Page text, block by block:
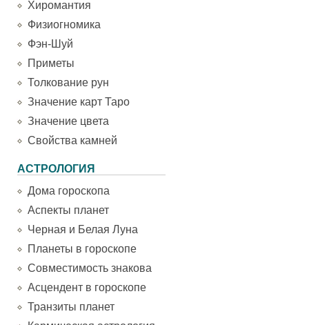
Хиромантия
Физиогномика
Фэн-Шуй
Приметы
Толкование рун
Значение карт Таро
Значение цвета
Свойства камней
АСТРОЛОГИЯ
Дома гороскопа
Аспекты планет
Черная и Белая Луна
Планеты в гороскопе
Совместимость знакова
Асцендент в гороскопе
Транзиты планет